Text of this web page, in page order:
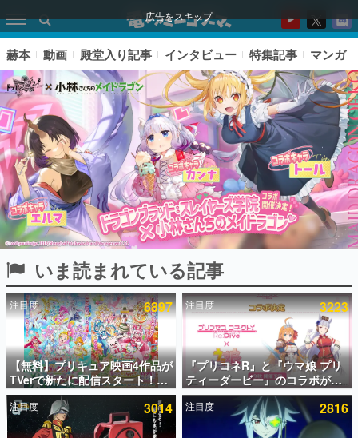
広告をスキップ
ピックアップ
電ファミのいま読まれている記事ランキング
アプリセール情報
インタビュー
連載・特集一覧
赫本 動画 殿堂入り記事 インタビュー 特集記事 マンガ
いま読まれている記事
注目度 6897
【無料】プリキュア映画4作品が
TVerで新たに配信スタート！な
んと2018年～2024年の映画ほぼ
すべてが見放題に、ぶっちゃけ
ありえないラインナップ
注目度 3223
『プリコネR』と『ウマ娘 プリ
ティーダービー』のコラボが決
定！“最大170連無料”の8.5周年
キャンペーンなども発表
注目度 3014 注目度 2816